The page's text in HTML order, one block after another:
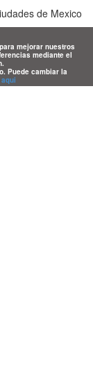
de Mexico
mejorar nuestros
mediante el
Puede cambiar la
aqui